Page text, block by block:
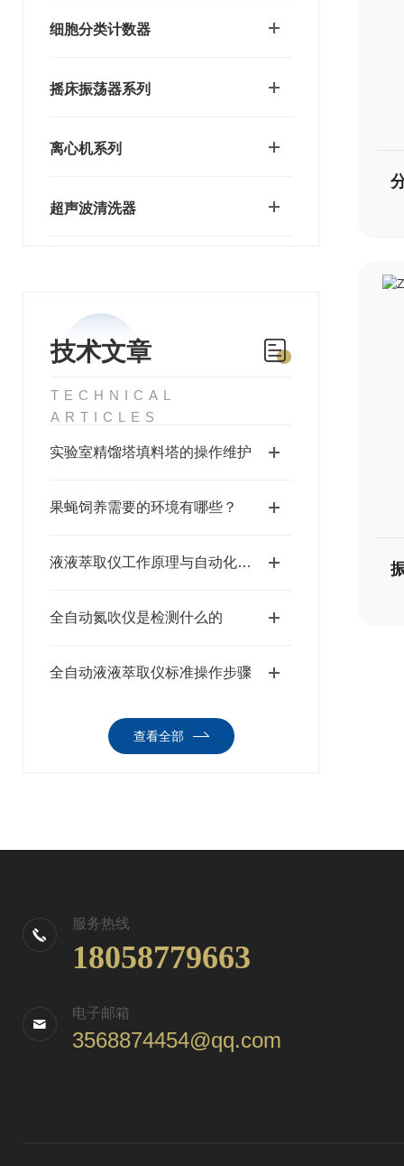
细胞分类计数器
摇床振荡器系列
离心机系列
超声波清洗器
技术文章
TECHNICAL
ARTICLES
实验室精馏塔填料塔的操作维护
果蝇饲养需要的环境有哪些？
液液萃取仪工作原理与自动化萃取操作流程
全自动氮吹仪是检测什么的
全自动液液萃取仪标准操作步骤
查看全部
服务热线
18058779663
电子邮箱
3568874454@qq.com